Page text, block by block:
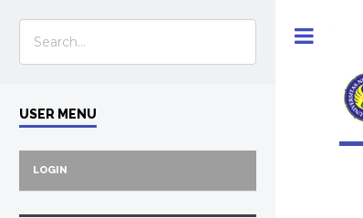
USER MENU
LOGIN